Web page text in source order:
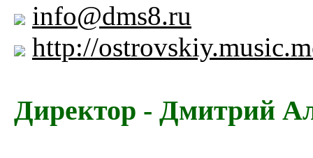
info@dms8.ru
http://
Директор - Дмитрий